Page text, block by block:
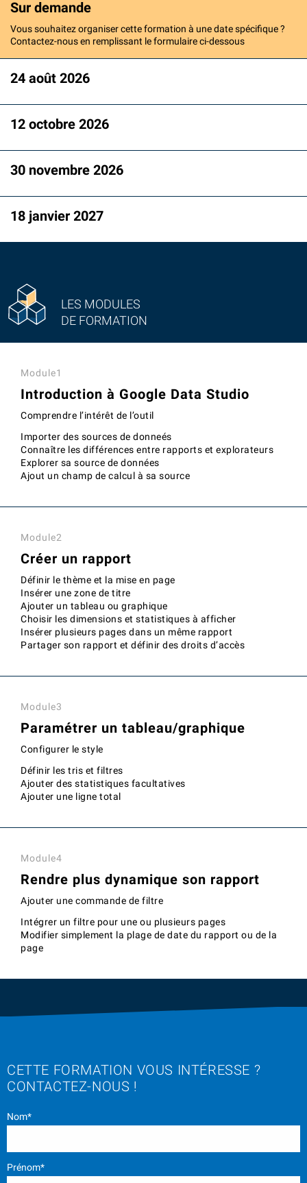
LES MODULES
DE FORMATION
Module1
Introduction à Google Data Studio
Comprendre l’intérêt de l’outil
Importer des sources de donneés
Connaître les différences entre rapports et explorateurs
Explorer sa source de données
Ajout un champ de calcul à sa source
Module2
Créer un rapport
Définir le thème et la mise en page
Insérer une zone de titre
Ajouter un tableau ou graphique
Choisir les dimensions et statistiques à afficher
Insérer plusieurs pages dans un même rapport
Partager son rapport et définir des droits d’accès
Module3
Paramétrer un tableau/graphique
Configurer le style
Définir les tris et filtres
Ajouter des statistiques facultatives
Ajouter une ligne total
Module4
Rendre plus dynamique son rapport
Ajouter une commande de filtre
Intégrer un filtre pour une ou plusieurs pages
Modifier simplement la plage de date du rapport ou de la
page
Sur demande
Vous souhaitez organiser cette formation à une date spécifique ?
Contactez-nous en remplissant le formulaire ci-dessous
24 août 2026
12 octobre 2026
30 novembre 2026
18 janvier 2027
CETTE FORMATION VOUS INTÉRESSE ?
CONTACTEZ-NOUS !
Nom*
Prénom*